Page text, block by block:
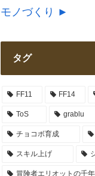
モノづくり ►
タグ
FF11 FF14
ToS grablu
チョコボ育成
スキル上げ
冒険者エリオットの千